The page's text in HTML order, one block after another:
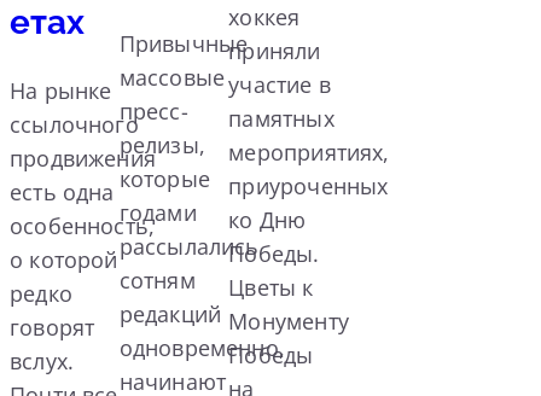
етах
На рынке
ссылочного
продвижения
есть одна
особенность,
о которой
редко
говорят
вслух.
Привычные
массовые
пресс-
релизы,
которые
годами
рассылались
сотням
редакций
одновременно,
начинают
хоккея
приняли
участие в
памятных
мероприятиях,
приуроченных
ко Дню
Победы.
Цветы к
Монументу
Победы
на